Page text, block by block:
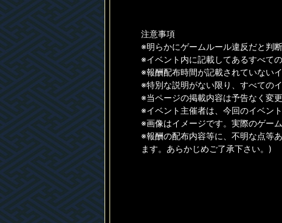
注意事項
※明らかにゲームルール違反だと判
※イベント内に記載してあるすべて
※報酬配布時間が記載されていない
※特別な説明がない限り、すべての
※当ページの掲載内容は予告なく変
※イベント主催者は、今回のイベン
※画像はイメージです。実際のゲー
※報酬の配布内容等に、不明な点等
ます。あらかじめご了承下さい。)